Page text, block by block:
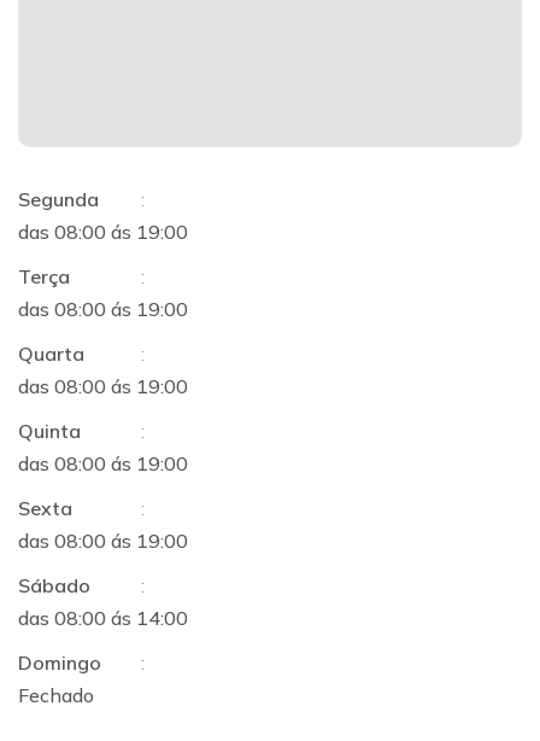
Segunda
:
das 08:00 ás 19:00
Terça
:
das 08:00 ás 19:00
Quarta
:
das 08:00 ás 19:00
Quinta
:
das 08:00 ás 19:00
Sexta
:
das 08:00 ás 19:00
Sábado
:
das 08:00 ás 14:00
Domingo
:
Fechado